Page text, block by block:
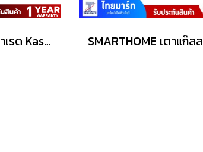
เตาแก๊สหัวคู่ อินฟาเรด Kashiwa K-2007